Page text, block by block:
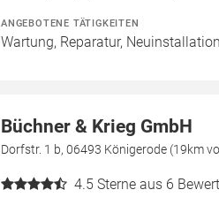
ANGEBOTENE TÄTIGKEITEN
Wartung, Reparatur,
Büchner & Krieg GmbH
Dorfstr. 1 b, 06493 Königerode (19km
4.5 Sterne aus 6